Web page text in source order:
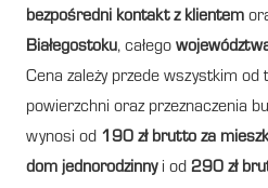
bezpośredni kontakt z klientem
Białegostoku, całego
Cena zależy przede wszystkim
powierzchni oraz przeznaczenia
wynosi od 190 zł brutto za
dom jednorodzinnyi od 290 zł